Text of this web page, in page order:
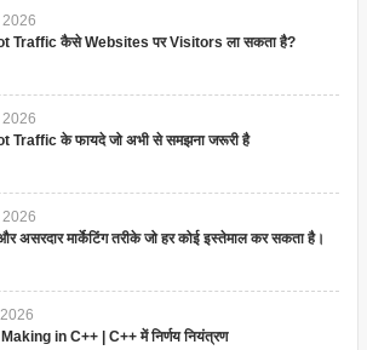
2026
Traffic कैसे Websites पर Visitors ला सकता है?
2026
Traffic के फायदे जो अभी से समझना जरूरी है
2026
असरदार मार्केटिंग तरीके जो हर कोई इस्तेमाल कर सकता है।
2026
in C++ | C++ में निर्णय नियंत्रण